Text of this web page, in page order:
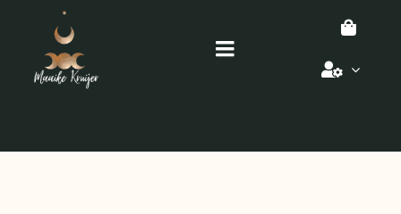
inhoud
Toggle